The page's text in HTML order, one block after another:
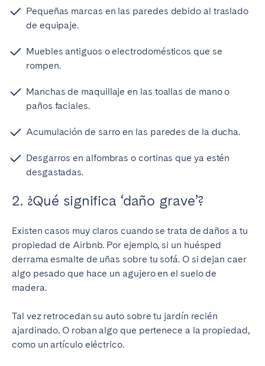
Pequeñas marcas en las paredes debido al traslado
de equipaje.
Muebles antiguos o electrodomésticos que se
rompen.
Manchas de maquillaje en las toallas de mano o
paños faciales.
Acumulación de sarro en las paredes de la ducha.
Desgarros en alfombras o cortinas que ya estén
desgastadas.
2. ¿Qué significa ‘daño grave’?
Existen casos muy claros cuando se trata de daños a tu
propiedad de Airbnb. Por ejemplo, si un huésped
derrama esmalte de uñas sobre tu sofá. O si dejan caer
algo pesado que hace un agujero en el suelo de
madera.
Tal vez retrocedan su auto sobre tu jardín recién
ajardinado. O roban algo que pertenece a la propiedad,
como un artículo eléctrico.